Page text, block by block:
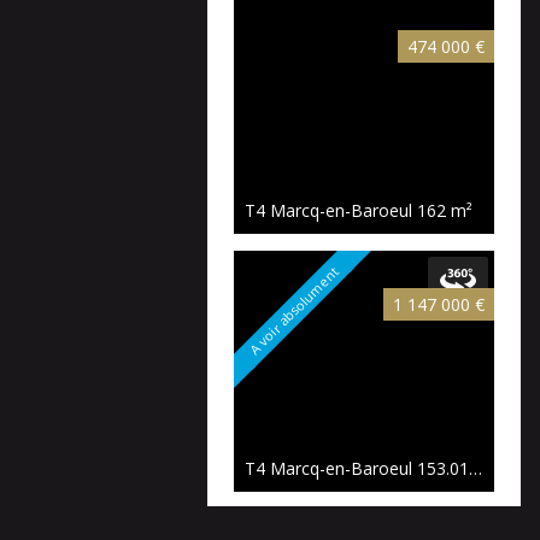
474 000 €
T4 Marcq-en-Baroeul 162 m²
A voir absolument 1 147 000 €
T4 Marcq-en-Baroeul 153.01 m²